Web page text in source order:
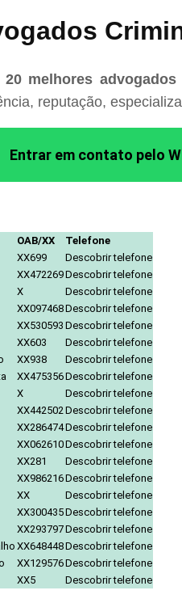
20 melhores
reputação,
Entrar em contato pelo
OAB/XX
Telefone
XX699
Descobrir telefone
XX472269Descobrir telefone
X
Descobrir telefone
XX097468Descobrir telefone
XX530593 Descobrir telefone
XX603
Descobrir telefone
XX938
Descobrir telefone
XX475356Descobrir telefone
X
Descobrir telefone
XX442502 Descobrir telefone
XX286474Descobrir telefone
XX062610Descobrir telefone
XX281
Descobrir telefone
XX986216Descobrir telefone
XX
Descobrir telefone
XX300435Descobrir telefone
XX293797Descobrir telefone
XX648448Descobrir telefone
XX129576Descobrir telefone
XX5
Descobrir telefone